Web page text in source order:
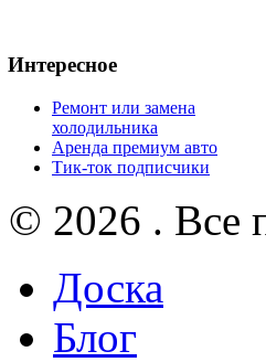
Интересное
Ремонт или замена
холодильника
Аренда премиум авто
Тик-ток подписчики
© 2026 . Все
Доска
Блог